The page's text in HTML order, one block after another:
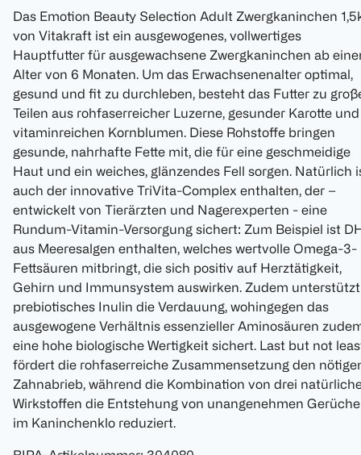
Das Emotion Beauty Selection Adult Zwergkaninchen
von Vitakraft ist ein ausgewogenes, vollwertiges
Hauptfutter für ausgewachsene Zwergkaninchen ab
Alter von 6 Monaten. Um das Erwachsenenalter optimal,
gesund und fit zu durchleben, besteht das Futter zu
Teilen aus rohfaserreicher Luzerne, gesunder Karotte und
vitaminreichen Kornblumen. Diese Rohstoffe bringen
gesunde, nahrhafte Fette mit, die für eine geschmeidige
Haut und ein weiches, glänzendes Fell sorgen. Natürlich
auch der innovative TriVita-Complex enthalten, der –
entwickelt von Tierärzten und Nagerexperten - eine
Rundum-Vitamin-Versorgung sichert: Zum Beispiel ist
aus Meeresalgen enthalten, welches wertvolle Omega-3-
Fettsäuren mitbringt, die sich positiv auf Herztätigkeit,
Gehirn und Immunsystem auswirken. Zudem unterstützt
prebiotisches Inulin die Verdauung, wohingegen das
ausgewogene Verhältnis essenzieller Aminosäuren
eine hohe biologische Wertigkeit sichert. Last but not
fördert die rohfaserreiche Zusammensetzung den
Zahnabrieb, während die Kombination von drei
Wirkstoffen die Entstehung von unangenehmen
im Kaninchenklo reduziert.